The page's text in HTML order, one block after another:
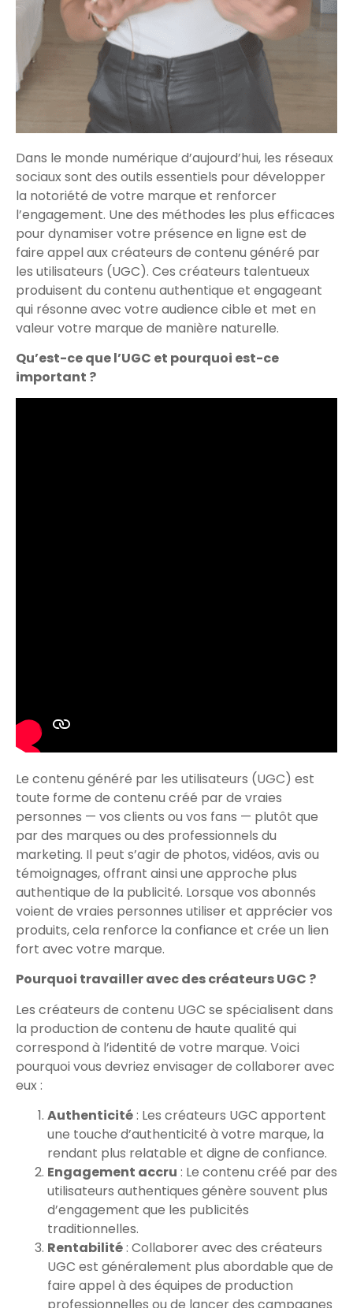
Dans le monde numérique d’aujourd’hui, les réseaux
sociaux sont des outils essentiels pour développer
la notoriété de votre marque et renforcer
l’engagement. Une des méthodes les plus efficaces
pour dynamiser votre présence en ligne est de
faire appel aux créateurs de contenu généré par
les utilisateurs (UGC). Ces créateurs talentueux
produisent du contenu authentique et engageant
qui résonne avec votre audience cible et met en
valeur votre marque de manière naturelle.
Qu’est-ce que l’UGC et pourquoi est-ce
important ?
Le contenu généré par les utilisateurs (UGC) est
toute forme de contenu créé par de vraies
personnes — vos clients ou vos fans — plutôt que
par des marques ou des professionnels du
marketing. Il peut s’agir de photos, vidéos, avis ou
témoignages, offrant ainsi une approche plus
authentique de la publicité. Lorsque vos abonnés
voient de vraies personnes utiliser et apprécier vos
produits, cela renforce la confiance et crée un lien
fort avec votre marque.
Pourquoi travailler avec des créateurs UGC ?
Les créateurs de contenu UGC se spécialisent dans
la production de contenu de haute qualité qui
correspond à l’identité de votre marque. Voici
pourquoi vous devriez envisager de collaborer avec
eux :
Authenticité: Les créateurs UGC apportent
une touche d’authenticité à votre marque, la
rendant plus relatable et digne de confiance.
Engagement accru : Le contenu créé par des
utilisateurs authentiques génère souvent plus
d’engagement que les publicités
traditionnelles.
Rentabilité: Collaborer avec des créateurs
UGC est généralement plus abordable que de
faire appel à des équipes de production